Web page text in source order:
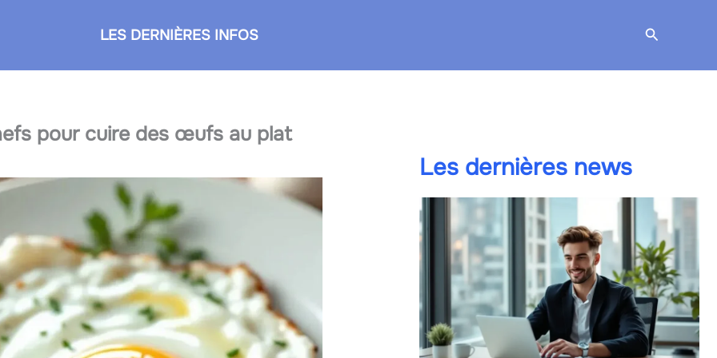
LES DERNIÈRES INFOS
pour cuire des œufs au plat
Les dernières news